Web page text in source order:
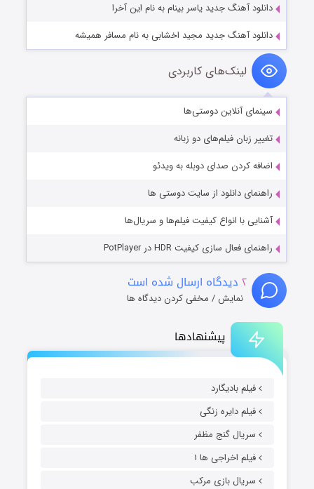
پیشنهادها
فیلم بادیگارد
فیلم دایره زنگی
سریال گنج مظفر
فیلم اخراجی ها ۱
سریال بازی مرکب
دانلود آهنگ جدید یاسر بینام به نام این آخرا
دانلود آهنگ جدید مجید اخشابی به نام مسافر همیشه
لینک‌های کاربردی
سینمای آنلاین دوستی‌ها
تغییر زبان فیلم‌های دو زبانه
اضافه کردن صدای دوبله به ویدئو
راهنمای دانلود از سایت دوستی ها
آشنایی با انواع کیفیت فیلم‌ها و سریال‌ها
راهنمای فعال سازی کیفیت HDR در PotPlayer
۲ دیدگاه ارسال شده است
نمایش / مخفی کردن دیدگاه ها